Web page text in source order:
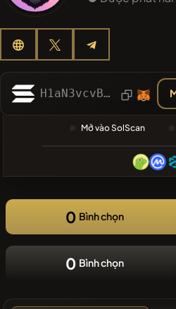
H1aN3vcvB68eaFPbMkoAss3vnfi4AhP5C2dpnrZzdBc7
Mở vào SolScan
0 Bình chọn
0 Bình chọn